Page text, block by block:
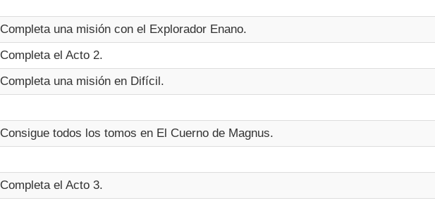
Completa una misión con el Explorador Enano.
Completa el Acto 2.
Completa una misión en Difícil.
Consigue todos los tomos en El Cuerno de Magnus.
Completa el Acto 3.